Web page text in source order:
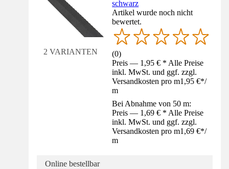
2 VARIANTEN
schwarz
Artikel wurde noch nicht
bewertet.
(0)
Preis — 1,95 € * Alle Preise
inkl. MwSt. und ggf. zzgl.
Versandkosten pro m1,95 €*/
m
Bei Abnahme von 50 m:
Preis — 1,69 € * Alle Preise
inkl. MwSt. und ggf. zzgl.
Versandkosten pro m1,69 €*/
m
Online bestellbar